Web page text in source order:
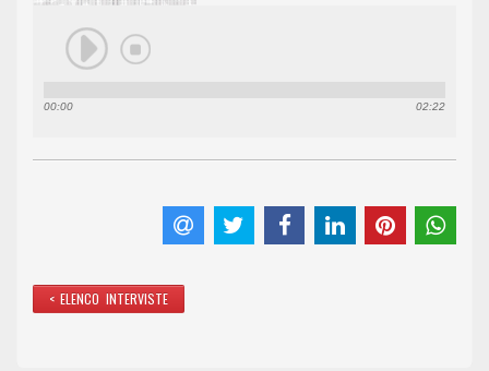
00:00 02:22
< ELENCO INTERVISTE